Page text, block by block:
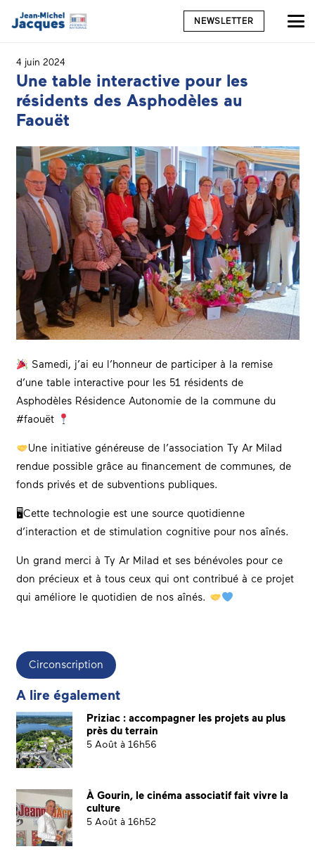
NEWSLETTER
4 juin 2024
Une table interactive pour les
résidents des Asphodèles au
Faouët
Samedi, j’ai eu l’honneur de participer à la remise
d’une table interactive pour les 51 résidents de
Asphodèles Résidence Autonomie de la commune du
#faouët
Une initiative généreuse de l’association Ty Ar Milad
rendue possible grâce au financement de communes, de
fonds privés et de subventions publiques.
🖥Cette technologie est une source quotidienne
d’interaction et de stimulation cognitive pour nos aînés.
Un grand merci à Ty Ar Milad et ses bénévoles pour ce
don précieux et à tous ceux qui ont contribué à ce projet
qui améliore le quotidien de nos aînés.
Circonscription
A lire également
Priziac : accompagner les projets au plus
près du terrain
5 Août à 16h56
À Gourin, le cinéma associatif fait vivre la
culture
5 Août à 16h52